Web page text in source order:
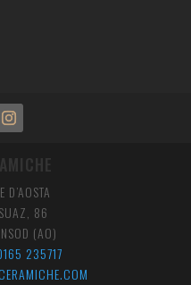
D’AOSTA
86
(AO)
235717